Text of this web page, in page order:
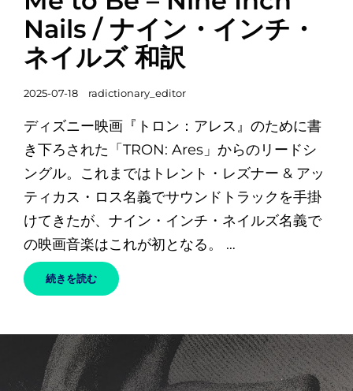
リ
ー
ン
Nails / ナイン・インチ・
ネイルズ 和訳
投
日
2025-07-18 radictionary_editor
ディズニー映画『トロン：アレス』のために書
き下ろされた「TRON: Ares」からのリードシ
ングル。これまではトレント・レズナー & アッ
ティカス・ロス名義でサウンドトラックを手掛
けてきたが、ナイン・インチ・ネイルズ名義で
の映画音楽はこれが初となる。 …
続きを読むAS
ALIVE
ME
TO
–